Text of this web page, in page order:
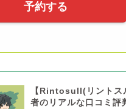
予約する
【Rintosull(リントス
者のリアルな口コミ評